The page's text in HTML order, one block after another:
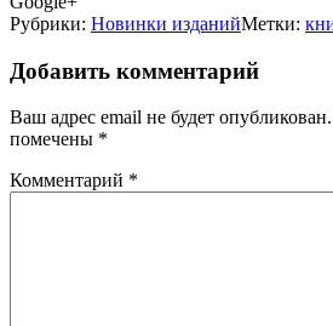
Рубрики: Новинки изданийМетки:
Добавить комментарий
Ваш адрес email не будет опубликован.
помечены *
Комментарий *